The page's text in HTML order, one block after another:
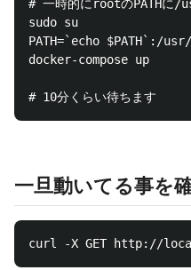
# 一時的にrootのPATHに
sudo su
PATH=`echo $PATH`:/
docker-compose up
一旦動いてる事を